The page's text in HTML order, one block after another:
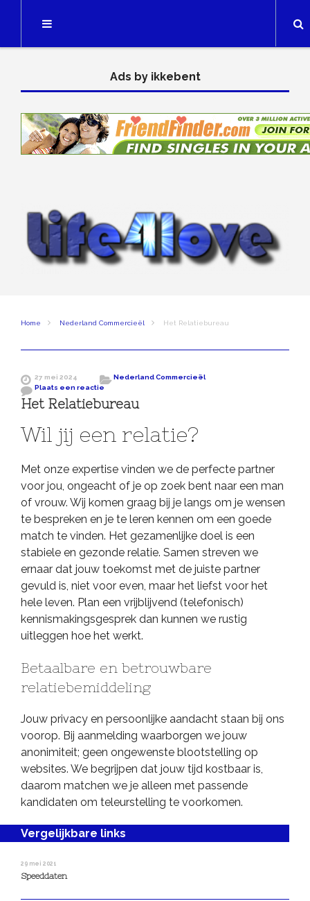
Ads by ikkebent
Home Nederland Commercieël Het Relatiebureau
27 mei 2024
Nederland Commercieël
Plaats een reactie
Het Relatiebureau
Wil jij een relatie?
Met onze expertise vinden we de perfecte partner
voor jou, ongeacht of je op zoek bent naar een man
of vrouw. Wij komen graag bij je langs om je wensen
te bespreken en je te leren kennen om een goede
match te vinden. Het gezamenlijke doel is een
stabiele en gezonde relatie. Samen streven we
ernaar dat jouw toekomst met de juiste partner
gevuld is, niet voor even, maar het liefst voor het
hele leven. Plan een vrijblijvend (telefonisch)
kennismakingsgesprek dan kunnen we rustig
uitleggen hoe het werkt.
Betaalbare en betrouwbare
relatiebemiddeling
Jouw privacy en persoonlijke aandacht staan bij ons
voorop. Bij aanmelding waarborgen we jouw
anonimiteit; geen ongewenste blootstelling op
websites. We begrijpen dat jouw tijd kostbaar is,
daarom matchen we je alleen met passende
kandidaten om teleurstelling te voorkomen.
Vergelijkbare links
29 mei 2021
Speeddaten